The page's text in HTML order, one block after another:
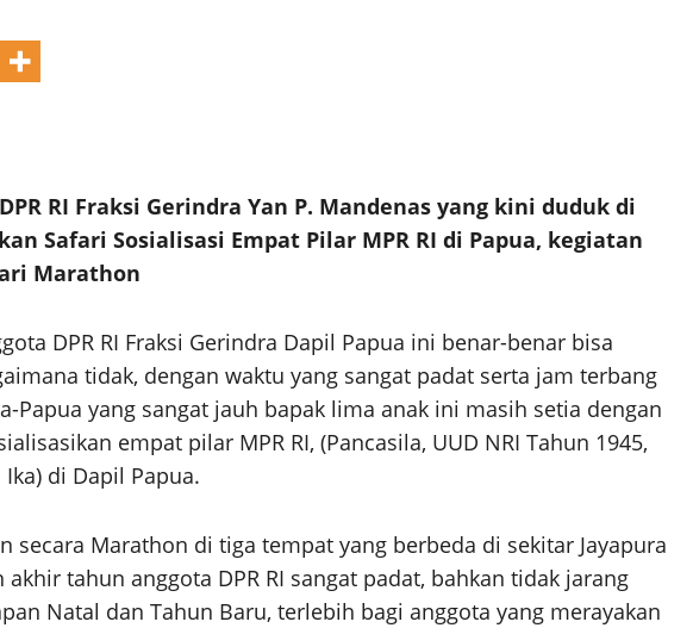
RI Fraksi Gerindra Yan P. Mandenas yang kini duduk di
Safari Sosialisasi Empat Pilar MPR RI di Papua, kegiatan
Marathon
DPR RI Fraksi Gerindra Dapil Papua ini benar-benar bisa
tidak, dengan waktu yang sangat padat serta jam terbang
Papua yang sangat jauh bapak lima anak ini masih setia dengan
empat pilar MPR RI, (Pancasila, UUD NRI Tahun 1945,
di Dapil Papua.
secara Marathon di tiga tempat yang berbeda di sekitar Jayapura
tahun anggota DPR RI sangat padat, bahkan tidak jarang
Natal dan Tahun Baru, terlebih bagi anggota yang merayakan